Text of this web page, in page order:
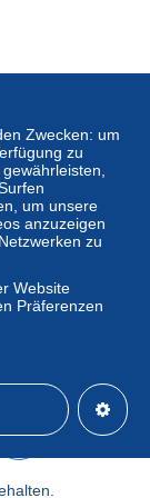
Zwecken: um
zu
um unsere
anzuzeigen
zu
Website
Präferenzen